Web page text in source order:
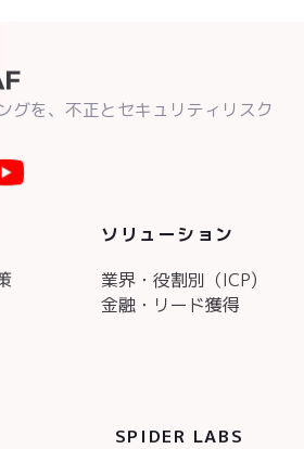
グを、不正とセキュリティリスク
ソリューション
業界・役割別（ICP)
金融・リード獲得
SPIDER LABS